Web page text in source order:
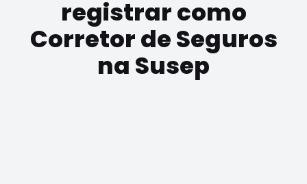
registrar como
Corretor de Seguros
na Susep